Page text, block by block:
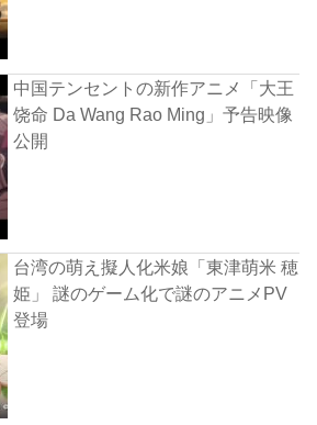
中国テンセントの新作アニメ「大王
饶命 Da Wang Rao Ming」予告映像
公開
台湾の萌え擬人化米娘「東津萌米 穂
姫」 謎のゲーム化で謎のアニメPV
登場